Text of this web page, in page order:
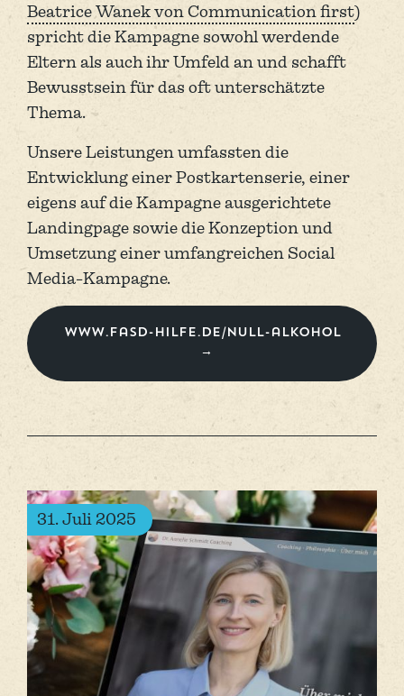
Beatrice Wanek von Communication first)
spricht die Kampagne sowohl werdende
Eltern als auch ihr Umfeld an und schafft
Bewusstsein für das oft unterschätzte
Thema.
Unsere Leistungen umfassten die
Entwicklung einer Postkartenserie, einer
eigens auf die Kampagne ausgerichtete
Landingpage sowie die Konzeption und
Umsetzung einer umfangreichen Social
Media-Kampagne.
www.fasd-hilfe.de/null-alkohol
31. Juli 2025